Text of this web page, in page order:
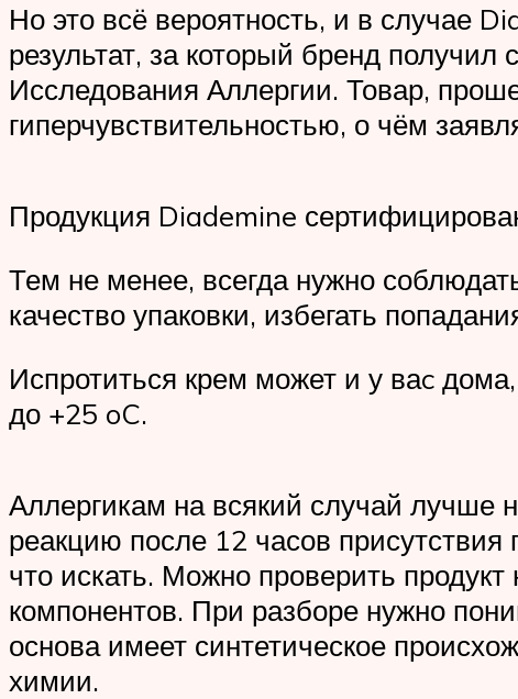
Но это всё вероятность, и в случае
результат, за который бренд
Исследования Аллергии. Товар,
гиперчувствительностью, о чём
Продукция Diademine
Тем не менее, всегда нужно
качество упаковки, избегать
Испротиться крем может и у ваc
до +25 oC.
Аллергикам на всякий случай лучше
реакцию после 12 часов
что искать. Можно проверить
компонентов. При разборе нужно
основа имеет синтетическое
химии.